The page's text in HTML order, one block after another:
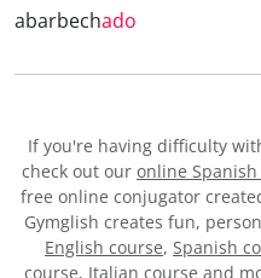
abarbechado
If you're having difficulty
check out our online Spanish
free online conjugator
Gymglish creates fun,
English course, Spanish
course, Italian course and